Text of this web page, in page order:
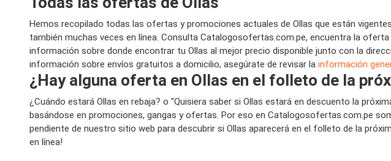
Hemos recopilado todas las ofertas y promociones actuales de Ollas que están
también muchas veces en línea. Consulta Catalogosofertas.com.pe, encuentra la
información sobre donde encontrar tu Ollas al mejor precio disponible junto con la
información sobre envíos gratuitos a domicilio, asegúrate de revisar la información
¿Hay alguna oferta en Ollas en el folleto de la
¿Cuándo estará Ollas en rebaja? o "Quisiera saber si Ollas estará en descuento la
basándose en promociones, gangas y ofertas. Por eso en Catalogosofertas.com.pe
pendiente de nuestro sitio web para descubrir si Ollas aparecerá en el folleto de la
en línea!